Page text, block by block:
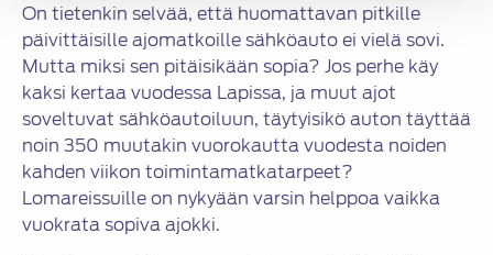
On tietenkin selvää, että huomattavan pitkille
päivittäisille ajomatkoille sähköauto ei vielä sovi.
Mutta miksi sen pitäisikään sopia? Jos perhe käy
kaksi kertaa vuodessa Lapissa, ja muut ajot
soveltuvat sähköautoiluun, täytyisikö auton täyttää
noin 350 muutakin vuorokautta vuodesta noiden
kahden viikon toimintamatkatarpeet?
Lomareissuille on nykyään varsin helppoa vaikka
vuokrata sopiva ajokki.